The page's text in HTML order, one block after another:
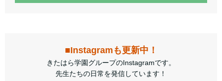
■Instagramも更新中！
きたはら学園グループのInstagramです。
先生たちの日常を発信しています！